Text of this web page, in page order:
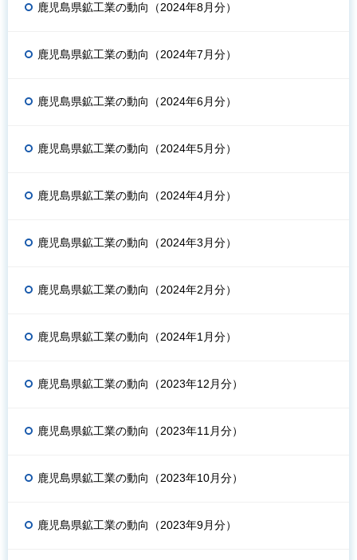
鹿児島県鉱工業の動向（2024年8月分）
鹿児島県鉱工業の動向（2024年7月分）
鹿児島県鉱工業の動向（2024年6月分）
鹿児島県鉱工業の動向（2024年5月分）
鹿児島県鉱工業の動向（2024年4月分）
鹿児島県鉱工業の動向（2024年3月分）
鹿児島県鉱工業の動向（2024年2月分）
鹿児島県鉱工業の動向（2024年1月分）
鹿児島県鉱工業の動向（2023年12月分）
鹿児島県鉱工業の動向（2023年11月分）
鹿児島県鉱工業の動向（2023年10月分）
鹿児島県鉱工業の動向（2023年9月分）